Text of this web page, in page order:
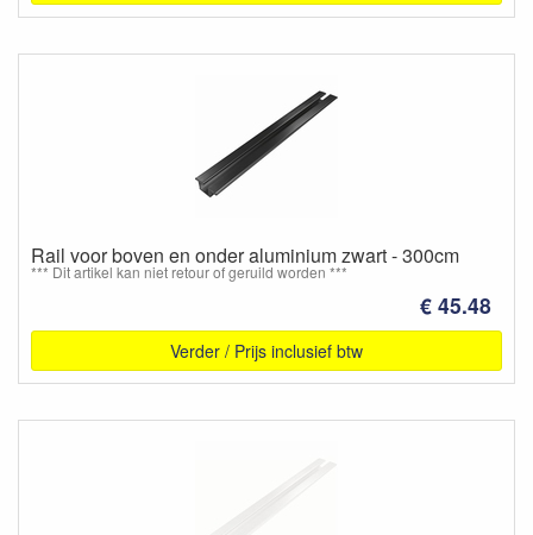
Rail voor boven en onder aluminium zwart - 300cm
*** Dit artikel kan niet retour of geruild worden ***
€ 45.48
Verder / Prijs inclusief btw